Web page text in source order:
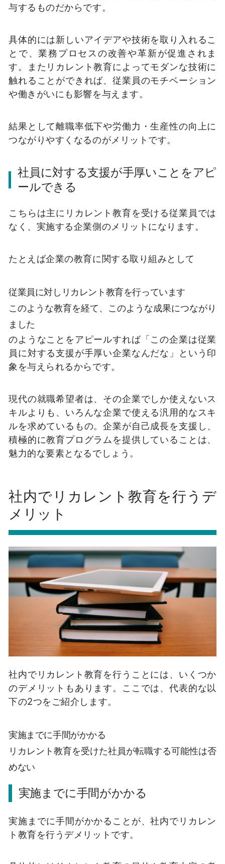
与するものだからです。
具体的には新しいアイデアや技術を取り入れるこ
とで、業務プロセスの改善や革新が促進されま
す。またリカレント教育によってモダンな技術に
触れることができれば、従業員のモチベーション
や働きがいにも影響を与えます。
結果として離職率低下や労働力・生産性の向上に
つながりやすくなるのがメリットです。
社員に対する支援が手厚いことをアピ
ールできる
こちらは主にリカレント教育を受ける従業員では
なく、実施する企業側のメリットになります。
たとえば企業の教育に関する取り組みとして
従業員に対しリカレント教育を行っています
このような教育を経て、このような成果につながり
ました
のようなことをアピールすれば「この企業は従業
員に対する支援が手厚い企業なんだな」という印
象を与えられるからです。
現代の就職希望者は、その企業でしか使えないス
キルよりも、いろんな企業で使える汎用的なスキ
ルを求めているもの。企業が自己成長を支援し、
積極的に教育プログラムを提供していることは、
魅力的な要素となるでしょう。
社内でリカレント教育を行うデ
メリット
社内でリカレント教育を行うことには、いくつか
のデメリットもあります。ここでは、代表的な以
下の2つをご紹介します。
実施までに手間がかかる
リカレント教育を受けた社員が転職する可能性は否
めない
実施までに手間がかかる
実施までに手間がかかることが、社内でリカレン
ト教育を行うデメリットです。